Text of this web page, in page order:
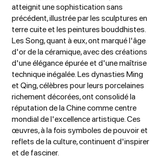
atteignit une sophistication sans
précédent, illustrée par les sculptures en
terre cuite et les peintures bouddhistes.
Les Song, quant à eux, ont marqué l'âge
d'or de la céramique, avec des créations
d'une élégance épurée et d'une maîtrise
technique inégalée. Les dynasties Ming
et Qing, célèbres pour leurs porcelaines
richement décorées, ont consolidé la
réputation de la Chine comme centre
mondial de l'excellence artistique. Ces
œuvres, à la fois symboles de pouvoir et
reflets de la culture, continuent d'inspirer
et de fasciner.